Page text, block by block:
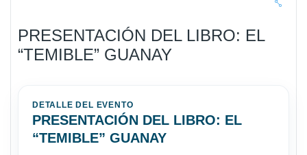
PRESENTACIÓN DEL LIBRO: EL
“TEMIBLE” GUANAY
DETALLE DEL EVENTO
PRESENTACIÓN DEL LIBRO: EL
“TEMIBLE” GUANAY